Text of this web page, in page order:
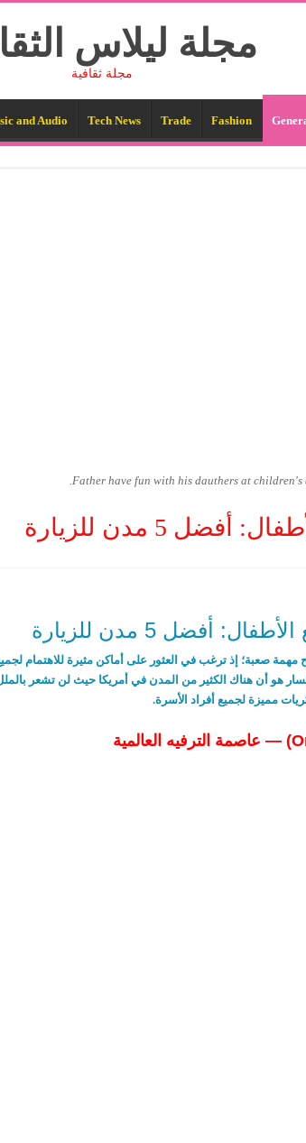
مجلة ليلاس
مجلة ثقافية
Fashion
Trade
Tech News
and Audio
Father have fun with his dauthers at children's
5 مدن للزيارة
أفضل 5 مدن للزيارة
مهمة صعبة؛ إذ ترغب في العثور على أماكن مثيرة للاهتمام
هو أن هناك الكثير من المدن في أمريكا حيث لن تشعر
مميزة لجميع أفراد الأسرة.
عاصمة الترفيه العالمية